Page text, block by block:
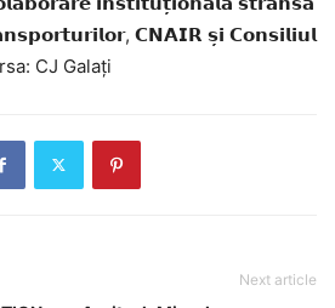
𝗖𝗡𝗔𝗜𝗥 𝘀̦𝗶 𝗖𝗼𝗻𝘀𝗶𝗹𝗶𝘂𝗹
CJ Galați
Next article